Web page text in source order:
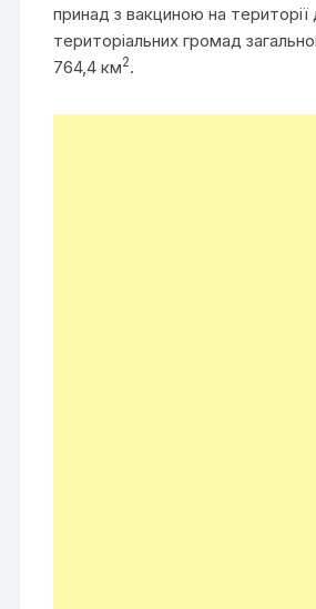
принад з вакциною на
територіальних громад
764,4 км2.